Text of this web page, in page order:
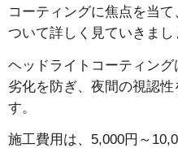
コーティングに焦点を当
ついて詳しく見ていきまし
ヘッドライトコーティン
劣化を防ぎ、夜間の視認
す。
施工費用は、5,000円～